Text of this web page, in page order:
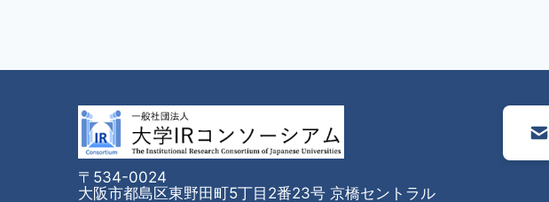
〒534-0024
大阪市都島区東野田町5丁目2番23号 京橋セントラル